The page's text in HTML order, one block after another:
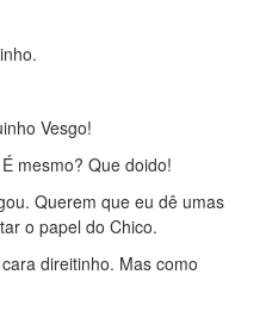
Vesgo!
mesmo? Que doido!
Querem que eu dê umas
o papel do Chico.
direitinho. Mas como